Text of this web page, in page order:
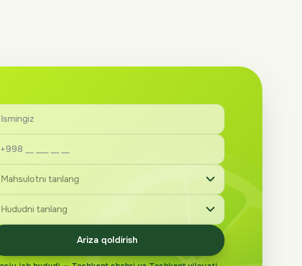
Ariza qoldirish